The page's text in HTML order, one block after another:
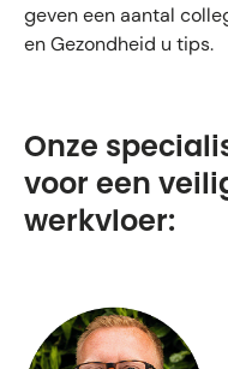
geven een aantal
en Gezondheid u tips.
Onze
voor een
werkvloer: